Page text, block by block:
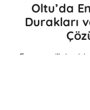
Oltu’da
Durakları
Erzurum ilinin